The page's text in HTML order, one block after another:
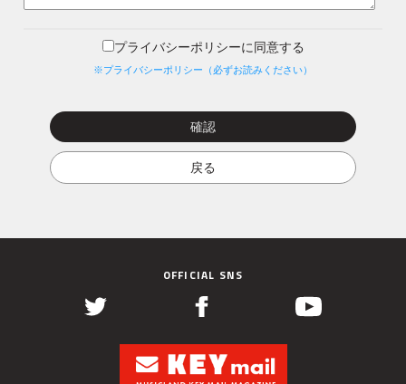
プライバシーポリシーに同意する
※プライバシーポリシー（必ずお読みください）
OFFICIAL SNS